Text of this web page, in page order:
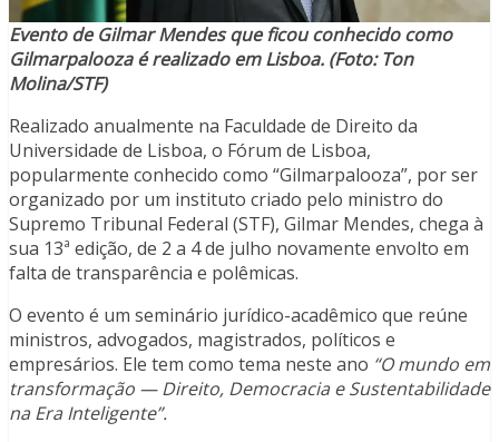
Evento de Gilmar Mendes que ficou conhecido como
Gilmarpalooza é realizado em Lisboa. (Foto: Ton
Molina/STF)
Realizado anualmente na Faculdade de Direito da
Universidade de Lisboa, o Fórum de Lisboa,
popularmente conhecido como “Gilmarpalooza”, por ser
organizado por um instituto criado pelo ministro do
Supremo Tribunal Federal (STF), Gilmar Mendes, chega à
sua 13ª edição, de 2 a 4 de julho novamente envolto em
falta de transparência e polêmicas.
O evento é um seminário jurídico-acadêmico que reúne
ministros, advogados, magistrados, políticos e
empresários. Ele tem como tema neste ano “O mundo em
transformação — Direito, Democracia e Sustentabilidade
na Era Inteligente”.